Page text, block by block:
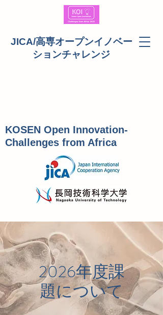
JICA/高専オープンイノベー
ションチャレンジ
KOSEN Open Innovation-
Challenges from Africa
2026年度課
題について